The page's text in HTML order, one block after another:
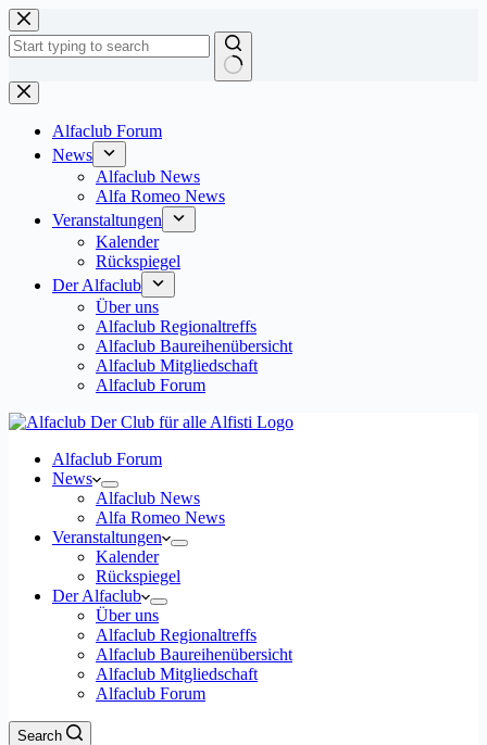
Zum
Inhalt
springen
Keine
Ergebnisse
Alfaclub Forum
News
Alfaclub News
Alfa Romeo News
Veranstaltungen
Kalender
Rückspiegel
Der Alfaclub
Über uns
Alfaclub Regionaltreffs
Alfaclub Baureihenübersicht
Alfaclub Mitgliedschaft
Alfaclub Forum
Alfaclub Forum
News
Alfaclub News
Alfa Romeo News
Veranstaltungen
Kalender
Rückspiegel
Der Alfaclub
Über uns
Alfaclub Regionaltreffs
Alfaclub Baureihenübersicht
Alfaclub Mitgliedschaft
Alfaclub Forum
Search